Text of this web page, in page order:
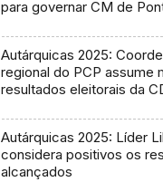
para governar CM de
Autárquicas 2025:
regional do PCP assume
resultados eleitorais da
Autárquicas 2025: Líder
considera positivos os
alcançados